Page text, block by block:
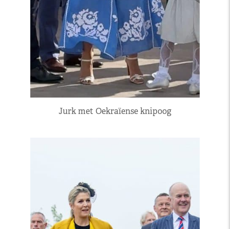
Jurk met Oekraïense knipoog